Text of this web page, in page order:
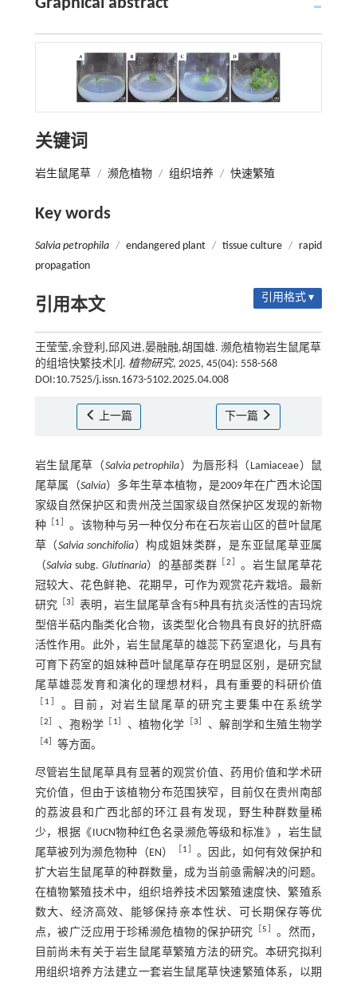
关键词
岩生鼠尾草 / 濒危植物 / 组织培养 / 快速繁殖
Key words
Salvia petrophila / endangered plant / tissue culture / rapid
propagation
引用本文 引用格式 ▾
王莹莹,余登利,邱风进,晏融融,胡国雄. 濒危植物岩生鼠尾草
的组培快繁技术[J]. 植物研究, 2025, 45(04): 558-568
DOI:10.7525/j.issn.1673-5102.2025.04.008
上一篇 下一篇
岩生鼠尾草（Salvia petrophila）为唇形科（Lamiaceae）鼠
尾草属（Salvia）多年生草本植物，是2009年在广西木论国
家级自然保护区和贵州茂兰国家级自然保护区发现的新物
种
1
。该物种与另一种仅分布在石灰岩山区的苣叶鼠尾
草（Salvia sonchifolia）构成姐妹类群，是东亚鼠尾草亚属
（Salvia subg. Glutinaria）的基部类群 ［2
。岩生鼠尾草花
冠较大、花色鲜艳、花期早，可作为观赏花卉栽培。最新
研究 ［3
表明，岩生鼠尾草含有5种具有抗炎活性的吉玛烷
型倍半萜内酯类化合物，该类型化合物具有良好的抗肝癌
活性作用。此外，岩生鼠尾草的雄蕊下药室退化，与具有
可育下药室的姐妹种苣叶鼠尾草存在明显区别，是研究鼠
尾草雄蕊发育和演化的理想材料，具有重要的科研价值
1 。目前，对岩生鼠尾草的研究主要集中在系统学
2 、孢粉学 1 、植物化学 ［3 、解剖学和生殖生物学
4］ 等方面。
尽管岩生鼠尾草具有显著的观赏价值、药用价值和学术研
究价值，但由于该植物分布范围狭窄，目前仅在贵州南部
的荔波县和广西北部的环江县有发现，野生种群数量稀
少，根据《IUCN物种红色名录濒危等级和标准》，岩生鼠
尾草被列为濒危物种（EN）
1
。因此，如何有效保护和
扩大岩生鼠尾草的种群数量，成为当前亟需解决的问题。
在植物繁殖技术中，组织培养技术因繁殖速度快、繁殖系
数大、经济高效、能够保持亲本性状、可长期保存等优
点，被广泛应用于珍稀濒危植物的保护研究 ［5
。然而，
目前尚未有关于岩生鼠尾草繁殖方法的研究。本研究拟利
用组织培养方法建立一套岩生鼠尾草快速繁殖体系，以期